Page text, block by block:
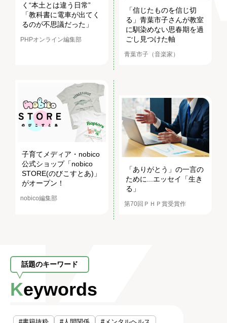
く“本土とは違う日常”
「教科書に電車が出てく
るのが不思議だった」
PHPオンライン編集部
「信じたものを信じ切
る」青葉市子さんが教室
に馴染めない思春期を過
ごし見つけた軸
青葉市子（音楽家）
子育てメディア・nobico
公式ショップ「nobico
STORE(のびこすとあ)」
がオープン！
nobico編集部
「ありがとう」の一言の
ために...エッセイ「生き
る」
第70回ＰＨＰ賞受賞作
話題のキーワード
Keywords